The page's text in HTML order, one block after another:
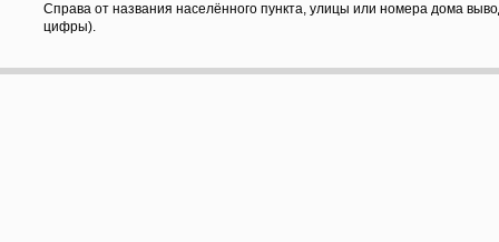
Справа от названия населённого пункта, улицы или номера дома
цифры).